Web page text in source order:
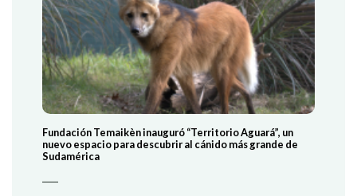
Fundación Temaikèn inauguró “Territorio Aguará”, un
nuevo espacio para descubrir al cánido más grande de
Sudamérica